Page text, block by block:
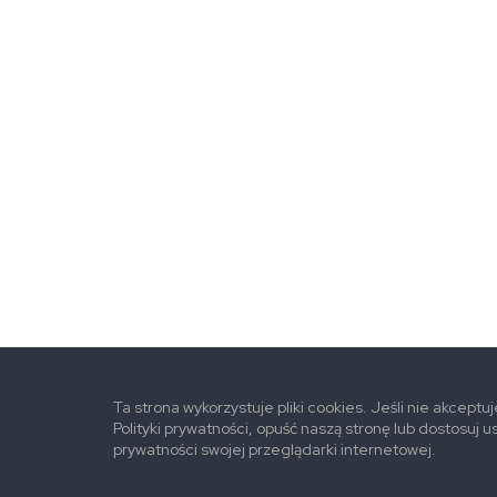
Ta strona wykorzystuje pliki cookies. Jeśli nie
Polityki prywatności, opuść naszą stronę lub dostosuj
prywatności swojej przeglądarki internetowej.